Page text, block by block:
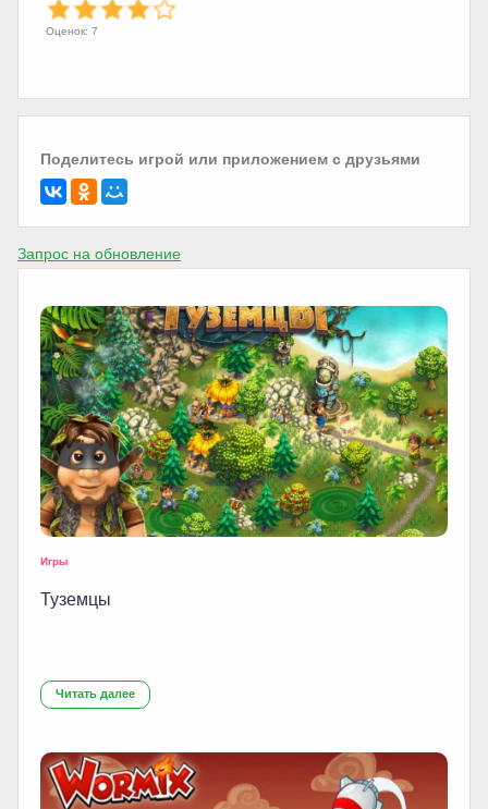
Оценок: 7
Поделитесь игрой или приложением с друзьями
Запрос на обновление
Игры
Туземцы
Читать далее